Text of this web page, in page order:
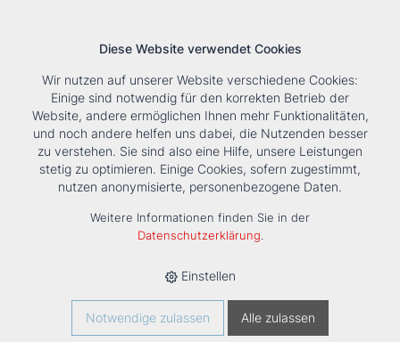
Tools Unternehmen Karriere KontaktSuche
HOME › PRODUKTE › KÄLTE/KLIMA › FANCOILS › DXC ECM 43
TRUHENGERÄT
Diese Website verwendet Cookies
Wir nutzen auf unserer Website verschiedene Cookies:
Einige sind notwendig für den korrekten Betrieb der
Website, andere ermöglichen Ihnen mehr Funktionalitäten,
und noch andere helfen uns dabei, die Nutzenden besser
zu verstehen. Sie sind also eine Hilfe, unsere Leistungen
stetig zu optimieren. Einige Cookies, sofern zugestimmt,
nutzen anonymisierte, personenbezogene Daten.
Weitere Informationen finden Sie in der
Datenschutzerklärung.
Einstellen
Notwendige zulassen Alle zulassen